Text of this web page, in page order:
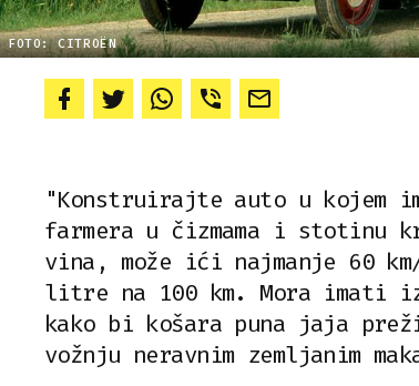
FOTO: CITROËN
"Konstruirajte auto u kojem
farmera u čizmama i stotinu
vina, može ići najmanje 60
litre na 100 km. Mora imati
kako bi košara puna jaja
vožnju neravnim zemljanim